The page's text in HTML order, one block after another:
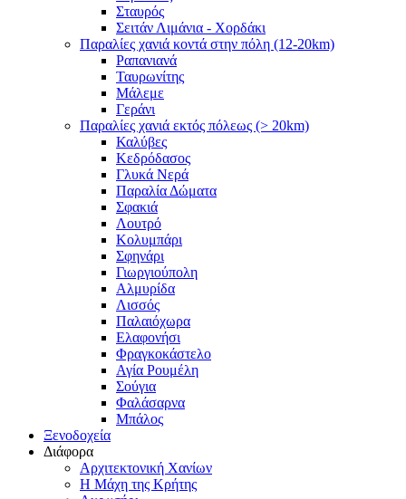
Σταυρός
Σειτάν Λιμάνια - Χορδάκι
Παραλίες χανιά κοντά στην πόλη (12-20km)
Ραπανιανά
Ταυρωνίτης
Μάλεμε
Γεράνι
Παραλίες χανιά εκτός πόλεως (> 20km)
Καλύβες
Κεδρόδασος
Γλυκά Νερά
Παραλία Δώματα
Σφακιά
Λουτρό
Κολυμπάρι
Σφηνάρι
Γιωργιούπολη
Αλμυρίδα
Λισσός
Παλαιόχωρα
Ελαφονήσι
Φραγκοκάστελο
Αγία Ρουμέλη
Σούγια
Φαλάσαρνα
Μπάλος
Ξενοδοχεία
Διάφορα
Αρχιτεκτονική Χανίων
Η Μάχη της Κρήτης